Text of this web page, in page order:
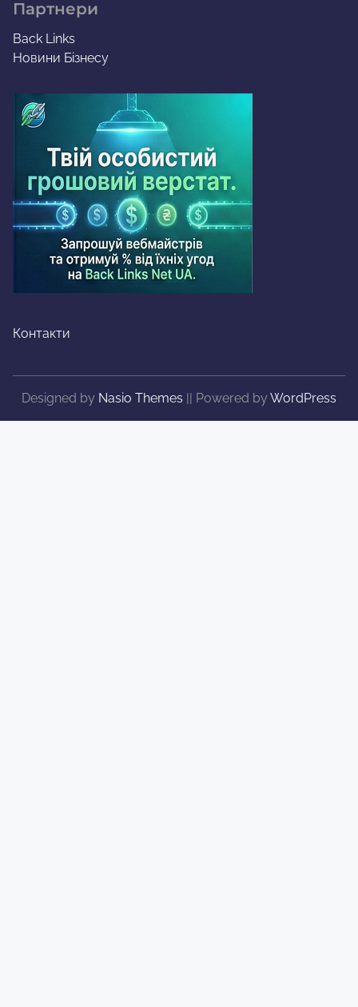
Партнери
Back Links
Новини Бізнесу
Контакти
Designed by Nasio Themes || Powered by WordPress